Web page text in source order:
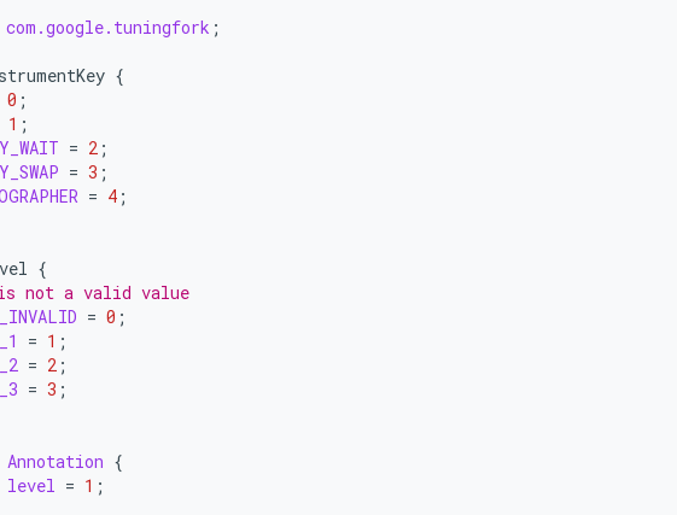
com.google.tuningfork ;
{
0 ;
1 ;
= 2 ;
= 3 ;
= 4 ;
{
not a valid value
= 0 ;
= 1 ;
= 2 ;
= 3 ;
Annotation {
level = 1 ;